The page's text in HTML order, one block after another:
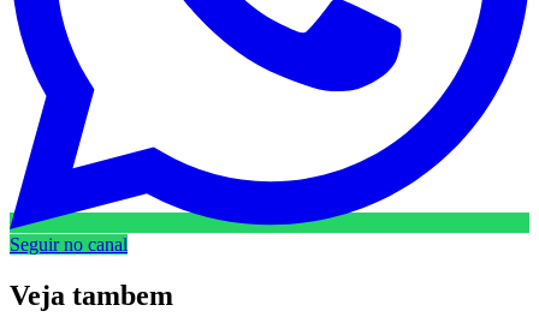
Seguir no canal
Veja tambem